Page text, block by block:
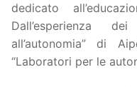
dedicato
Dall’esperienza
all’autonomia” di
“Laboratori per le